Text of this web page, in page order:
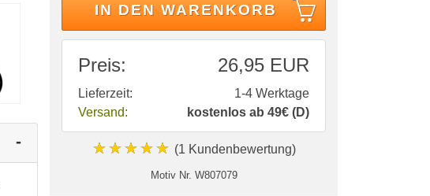
IN DEN WARENKORB
Preis: 26,95 EUR
Lieferzeit:
1-4 Werktage
Versand:
kostenlos ab 49€ (D)
★★★★★ (1 Kundenbewertung)
Motiv Nr. W807079